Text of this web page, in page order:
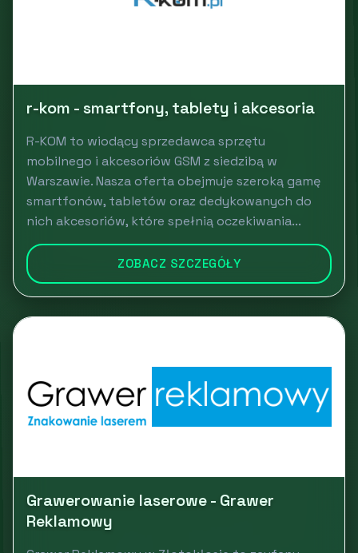
r-kom - smartfony, tablety i akcesoria
R-KOM to wiodący sprzedawca sprzętu
mobilnego i akcesoriów GSM z siedzibą w
Warszawie. Nasza oferta obejmuje szeroką gamę
smartfonów, tabletów oraz dedykowanych do
nich akcesoriów, które spełnią oczekiwania...
ZOBACZ SZCZEGÓŁY
Grawerowanie laserowe - Grawer
Reklamowy